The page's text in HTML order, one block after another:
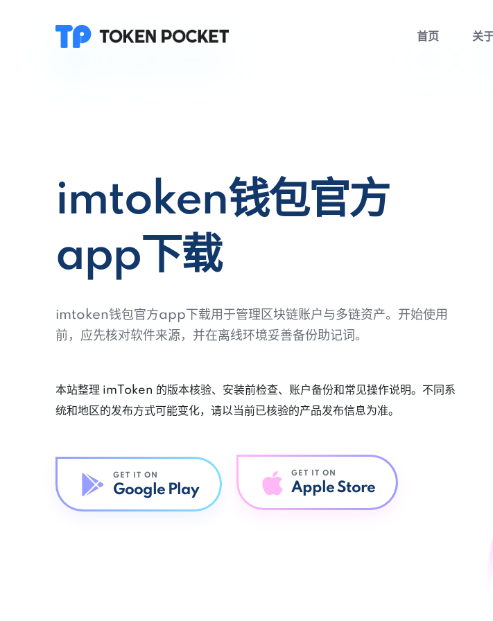
首页 关
imtoken钱包官方
app下载
imtoken钱包官方app下载用于管理区块链账户与多链资产。开始使用
前，应先核对软件来源，并在离线环境妥善备份助记词。
本站整理 imToken 的版本核验、安装前检查、账户备份和常见操作说明。不同系
统和地区的发布方式可能变化，请以当前已核验的产品发布信息为准。
GET IT ON
Google Play
GET IT ON
Apple Store